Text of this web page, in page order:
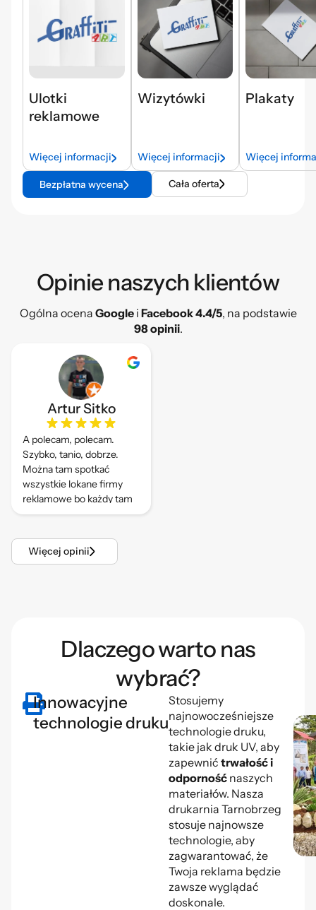
Ulotki
reklamowe
Więcej informacji
Wizytówki
Więcej informacji
Plakaty
Więcej
Bezpłatna wycena Cała oferta
Opinie naszych klientów​
Ogólna ocena Google i Facebook 4.4/5, na podstawie
98 opinii.
Artur Sitko
A polecam, polecam.
Szybko, tanio, dobrze.
Można tam spotkać
wszystkie lokane firmy
reklamowe bo każdy tam
drukuje.
Więcej opinii
Dlaczego warto nas
wybrać?
Innowacyjne
technologie druku
Stosujemy
najnowocześniejsze
technologie druku,
takie jak druk UV, aby
zapewnić trwałość i
odpornośćnaszych
materiałów. Nasza
drukarnia Tarnobrzeg
stosuje najnowsze
technologie, aby
zagwarantować, że
Twoja reklama będzie
zawsze wyglądać
doskonale.